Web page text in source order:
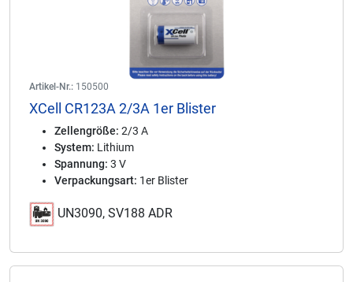
Artikel-Nr.: 150500
XCell CR123A 2/3A 1er Blister
Zellengröße: 2/3 A
System: Lithium
Spannung: 3 V
Verpackungsart: 1er Blister
UN3090, SV188 ADR